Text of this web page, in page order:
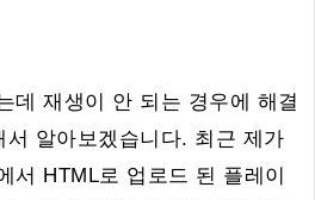
데 재생이 안 되는 경우에 해결
알아보겠습니다. 최근 제가
서 HTML로 업로드 된 플레이